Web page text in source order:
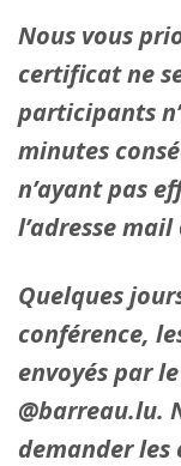
Nous vous
certificat ne
participants
minutes
n’ayant pas
l’adresse
Quelques
conférence,
envoyés par
@barreau.lu.
demander